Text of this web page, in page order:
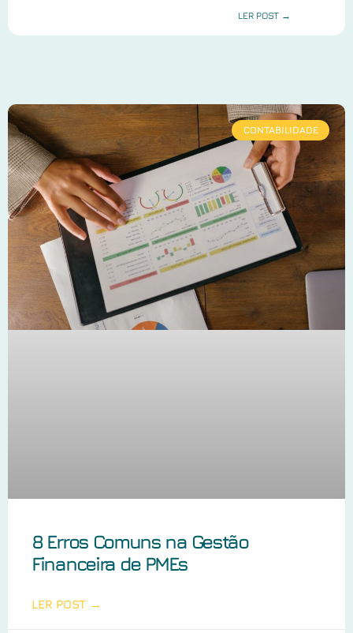
LER POST →
CONTABILIDADE
8 Erros Comuns na Gestão
Financeira de PMEs
LER POST →